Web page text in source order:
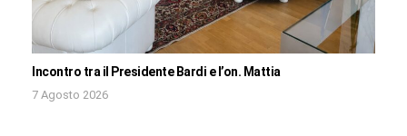
Incontro tra il Presidente Bardi e l’on. Mattia
7 Agosto 2026